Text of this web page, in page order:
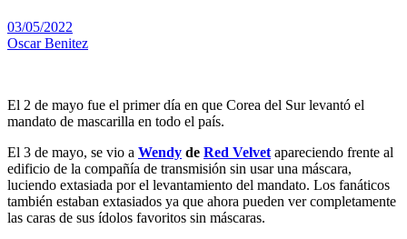
03/05/2022
Oscar Benitez
El 2 de mayo fue el primer día en que Corea del Sur levantó el
mandato de mascarilla en todo el país.
El 3 de mayo, se vio a Wendy de Red Velvet apareciendo frente al
edificio de la compañía de transmisión sin usar una máscara,
luciendo extasiada por el levantamiento del mandato. Los fanáticos
también estaban extasiados ya que ahora pueden ver completamente
las caras de sus ídolos favoritos sin máscaras.